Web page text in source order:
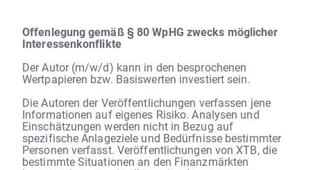
Offenlegung gemäß § 80 WpHG zwecks möglicher
Interessenkonflikte
Der Autor (m/w/d) kann in den besprochenen
Wertpapieren bzw. Basiswerten investiert sein.
Die Autoren der Veröffentlichungen verfassen jene
Informationen auf eigenes Risiko. Analysen und
Einschätzungen werden nicht in Bezug auf
spezifische Anlageziele und Bedürfnisse bestimmter
Personen verfasst. Veröffentlichungen von XTB, die
bestimmte Situationen an den Finanzmärkten